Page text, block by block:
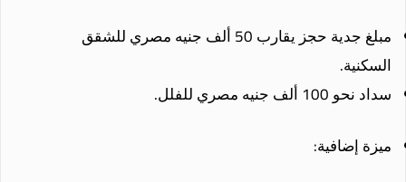
مبلغ جدية حجز يقارب 50 ألف جنيه مصري للشقق
السكنية.
سداد نحو 100 ألف جنيه مصري للفلل.
ميزة إضافية: